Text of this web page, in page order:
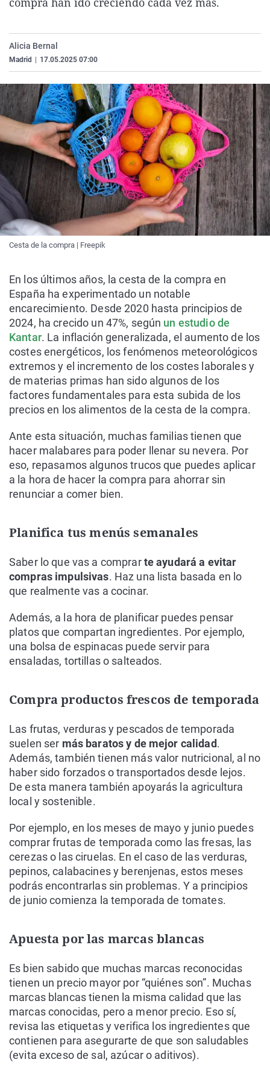
La rosa de los vientos
Gente viajera
Caso
Retornados
Operación Viuda
Extremadura
Galicia
Navarra
País Vasco
Virales
Televisión
Alicia Bernal
Madrid 17.05.2025 07:00
Cesta de la compra | Freepik
​En los últimos años, la cesta de la compra en
España ha experimentado un notable
encarecimiento. Desde 2020 hasta principios de
2024, ha crecido un 47%, según un estudio de
Kantar. La inflación generalizada, el aumento de los
costes energéticos, los fenómenos meteorológicos
extremos y el incremento de los costes laborales y
de materias primas han sido algunos de los
factores fundamentales para esta subida de los
precios en los alimentos de la cesta de la compra.
Ante esta situación, muchas familias tienen que
hacer malabares para poder llenar su nevera. Por
eso, repasamos algunos trucos que puedes aplicar
a la hora de hacer la compra para ahorrar sin
renunciar a comer bien.
Planifica tus menús semanales
Saber lo que vas a comprarte ayudará a evitar
compras impulsivas. Haz una lista basada en lo
que realmente vas a cocinar.
Además, a la hora de planificar puedes pensar
platos que compartan ingredientes. Por ejemplo,
una bolsa de espinacas puede servir para
ensaladas, tortillas o salteados.
Compra productos frescos de temporada
Las frutas, verduras y pescados de temporada
suelen ser más baratos y de mejor calidad.
Además, también tienen más valor nutricional, al no
haber sido forzados o transportados desde lejos.
De esta manera también apoyarás la agricultura
local y sostenible.
Por ejemplo, en los meses de mayo y junio puedes
comprar frutas de temporada como las fresas, las
cerezas o las ciruelas. En el caso de las verduras,
pepinos, calabacines y berenjenas, estos meses
podrás encontrarlas sin problemas. Y a principios
de junio comienza la temporada de tomates.
Apuesta por las marcas blancas
Es bien sabido que muchas marcas reconocidas
tienen un precio mayor por “quiénes son”. Muchas
marcas blancas tienen la misma calidad que las
marcas conocidas, pero a menor precio. Eso sí,
revisa las etiquetas y verifica los ingredientes que
contienen para asegurarte de que son saludables
(evita exceso de sal, azúcar o aditivos).